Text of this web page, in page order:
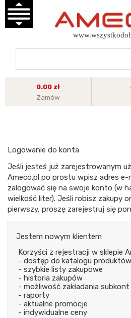
0.00 zł
Zamów
Logowanie do konta
Jeśli jesteś już zarejestrowanym
Ameco.pl po prostu wpisz adres e-
zalogować się na swoje konto (w
wielkość liter). Jeśli robisz zakupy
pierwszy, proszę zarejestruj się
Jestem nowym klientem
Korzyści z rejestracji w sklepie
- dostęp do katalogu produktów
- szybkie listy zakupowe
- historia zakupów
- możliwość zakładania subkont
- raporty
- aktualne promocje
- indywidualne ceny